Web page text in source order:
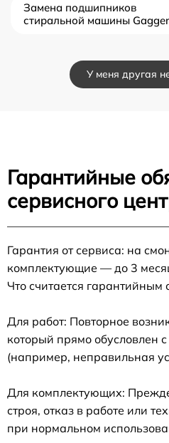
Замена подшипников
стиральной машины
У меня другая
Гарантийные
сервисного
Гарантия от сервиса: на
комплектующие — до 3
Что считается гарантийным
Для работ: Повторное
который прямо обусловлен
(например, неправильная
Для комплектующих:
строя, отказ в работе или
при нормальном